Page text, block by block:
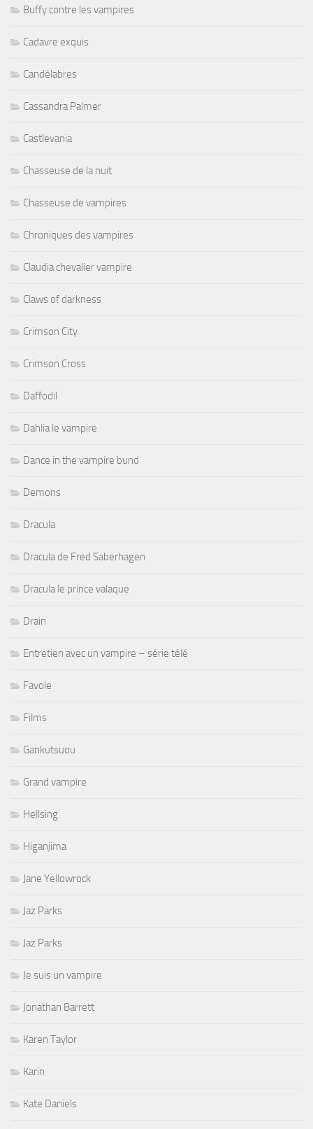
Buffy contre les vampires
Cadavre exquis
Candélabres
Cassandra Palmer
Castlevania
Chasseuse de la nuit
Chasseuse de vampires
Chroniques des vampires
Claudia chevalier vampire
Claws of darkness
Crimson City
Crimson Cross
Daffodil
Dahlia le vampire
Dance in the vampire bund
Demons
Dracula
Dracula de Fred Saberhagen
Dracula le prince valaque
Drain
Entretien avec un vampire – série télé
Favole
Films
Gankutsuou
Grand vampire
Hellsing
Higanjima
Jane Yellowrock
Jaz Parks
Jaz Parks
Je suis un vampire
Jonathan Barrett
Karen Taylor
Karin
Kate Daniels